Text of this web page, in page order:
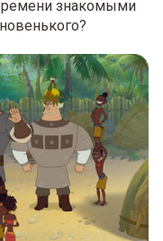
знакомыми